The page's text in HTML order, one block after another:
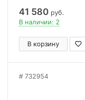
41 580 руб.
В наличии: 2
В корзину
732954